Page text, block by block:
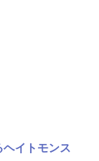
イトモンス